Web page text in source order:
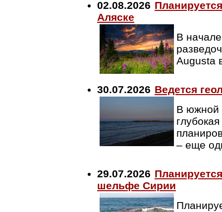
02.08.2026
Аляске
В
Augusta
30.07.2026 Ведется
В южной
– еще
29.07.2026
шельфе Сирии